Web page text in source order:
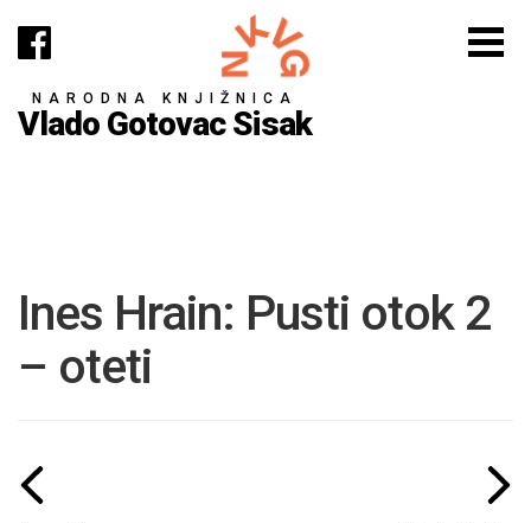
NARODNA KNJIŽNICA
Vlado Gotovac Sisak
Ines Hrain: Pusti otok 2
– oteti